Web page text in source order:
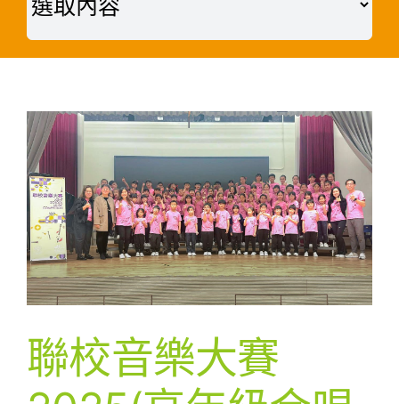
聯校音樂大賽